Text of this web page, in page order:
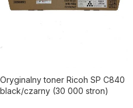
Oryginalny toner Ricoh SP C840
black/czarny (30 000 stron)